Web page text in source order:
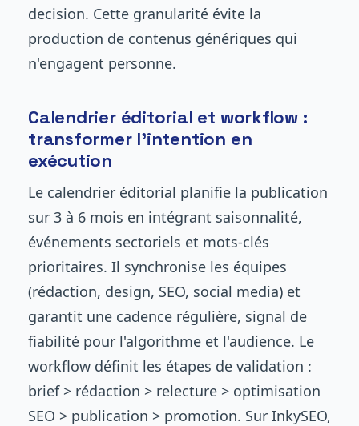
decision. Cette granularité évite la
production de contenus génériques qui
n'engagent personne.
Calendrier éditorial et workflow :
transformer l'intention en
exécution
Le calendrier éditorial planifie la publication
sur 3 à 6 mois en intégrant saisonnalité,
événements sectoriels et mots-clés
prioritaires. Il synchronise les équipes
(rédaction, design, SEO, social media) et
garantit une cadence régulière, signal de
fiabilité pour l'algorithme et l'audience. Le
workflow définit les étapes de validation :
brief > rédaction > relecture > optimisation
SEO > publication > promotion. Sur InkySEO,